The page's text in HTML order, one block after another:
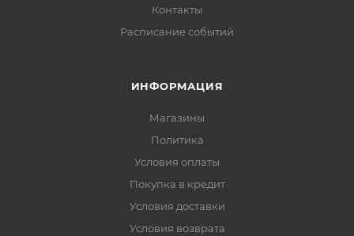
Контакты
Расписание событий
ИНФОРМАЦИЯ
Магазины
Политика
Условия оплаты
Покупка в кредит
Условия доставки
Условия возврата